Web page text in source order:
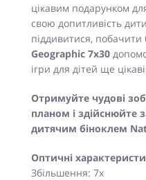
цікавим подарунком
свою допитливість
піддивитися, побачити
Geographic 7x30
ігри для дітей ще
Отримуйте чудові
планом і здійснюйте
дитячим біноклем
Оптичні
Збільшення: 7х